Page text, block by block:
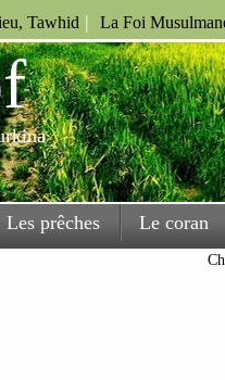
Tawhid | La Foi
Les prêches Le coran